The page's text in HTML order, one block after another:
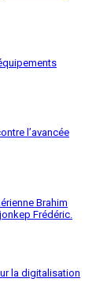
l’avancée
Brahim
Frédéric.
la digitalisation